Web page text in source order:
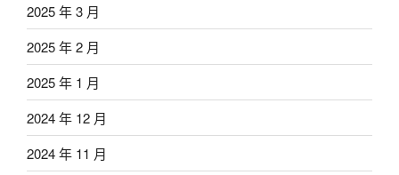
2025 年 3 月
2025 年 2 月
2025 年 1 月
2024 年 12 月
2024 年 11 月